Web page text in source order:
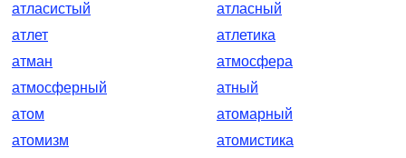
атласистый
атласный
атлет
атлетика
атман
атмосфера
атмосферный
атный
атом
атомарный
атомизм
атомистика